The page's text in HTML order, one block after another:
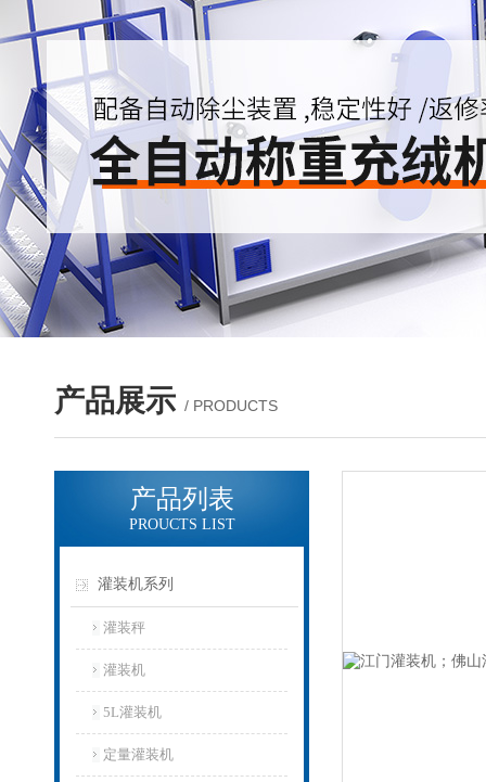
产品展示 / PRODUCTS
产品列表
PROUCTS LIST
灌装机系列
灌装秤
灌装机
5L灌装机
定量灌装机